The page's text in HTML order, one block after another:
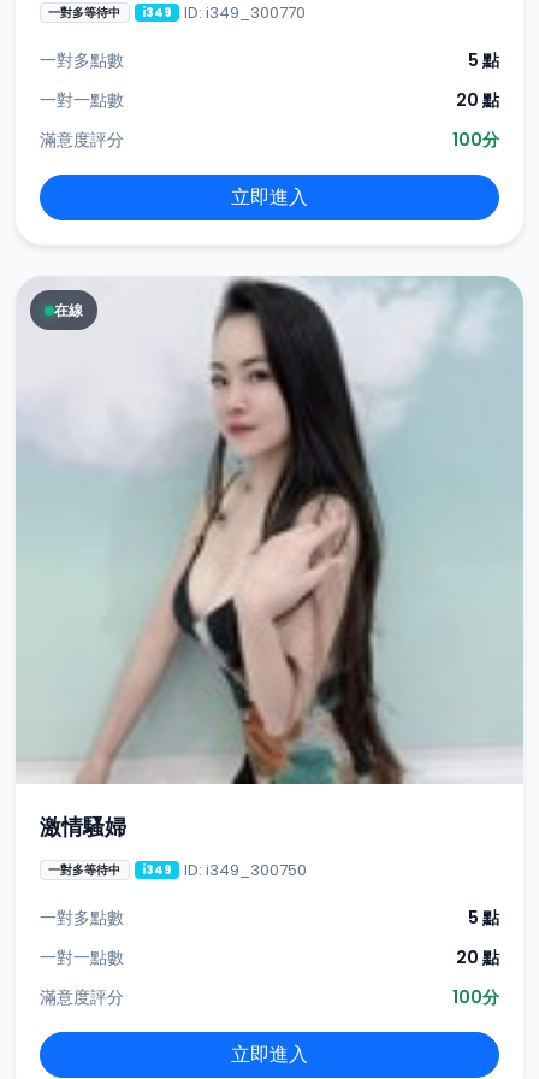
一對多等待中 i349 ID: i349_300770
一對多點數
5 點
一對一點數
20 點
滿意度評分
100分
立即進入
在線
激情騷婦
一對多等待中 i349 ID: i349_300750
一對多點數
5 點
一對一點數
20 點
滿意度評分
100分
立即進入